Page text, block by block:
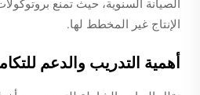
الصيانة السنوية، حيث تمنع
الإنتاج غير المخطط لها.
أهمية التدريب والدعم